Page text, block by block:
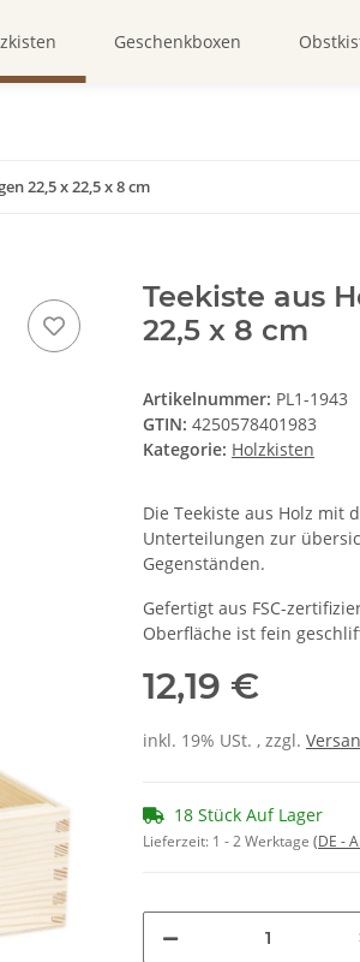
Geschenkboxen
22,5 x 22,5 x 8 cm
Teekiste aus
22,5 x 8 cm
Artikelnummer: PL1-1943
GTIN: 4250578401983
Kategorie: Holzkisten
Die Teekiste aus Holz mit
Unterteilungen zur
Gegenständen.
Gefertigt aus FSC-
Oberfläche ist fein
12,19 €
inkl. 19% USt. , zzgl.
18 Stück Auf Lager
Lieferzeit: 1 - 2 Werktage (DE -